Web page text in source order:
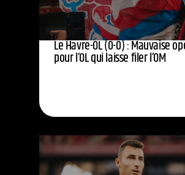
Le Havre-OL (0-0) : Mauvaise
pour l’OL qui laisse filer l’OM